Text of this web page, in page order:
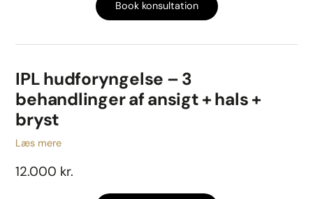
Book konsultation
IPL hudforyngelse – 3
behandlinger af ansigt + hals +
bryst
Læs mere
12.000 kr.